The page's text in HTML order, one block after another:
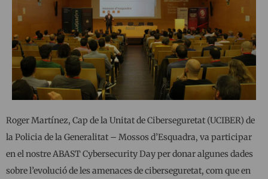
Roger Martínez, Cap de la Unitat de Ciberseguretat (UCIBER) de
la Policia de la Generalitat – Mossos d’Esquadra, va participar
en el nostre ABAST Cybersecurity Day per donar algunes dades
sobre l’evolució de les amenaces de ciberseguretat, com que en